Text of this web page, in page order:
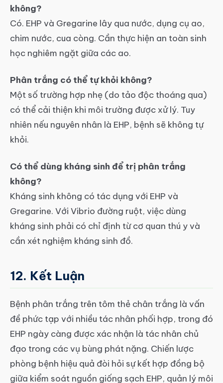
không?
Có. EHP và Gregarine lây qua nước, dụng cụ ao,
chim nước, cua còng. Cần thực hiện an toàn sinh
học nghiêm ngặt giữa các ao.
Phân trắng có thể tự khỏi không?
Một số trường hợp nhẹ (do tảo độc thoáng qua)
có thể cải thiện khi môi trường được xử lý. Tuy
nhiên nếu nguyên nhân là EHP, bệnh sẽ không tự
khỏi.
Có thể dùng kháng sinh để trị phân trắng
không?
Kháng sinh không có tác dụng với EHP và
Gregarine. Với Vibrio đường ruột, việc dùng
kháng sinh phải có chỉ định từ cơ quan thú y và
cần xét nghiệm kháng sinh đồ.
12. Kết Luận
Bệnh phân trắng trên tôm thẻ chân trắng là vấn
đề phức tạp với nhiều tác nhân phối hợp, trong đó
EHP ngày càng được xác nhận là tác nhân chủ
đạo trong các vụ bùng phát nặng. Chiến lược
phòng bệnh hiệu quả đòi hỏi sự kết hợp đồng bộ
giữa kiểm soát nguồn giống sạch EHP, quản lý môi